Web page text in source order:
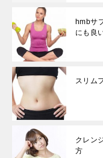
hmbサ
にも良
スリム
クレン
方